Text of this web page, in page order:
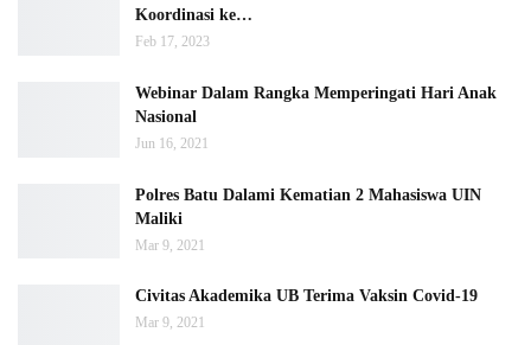
Koordinasi ke…
Feb 17, 2023
Webinar Dalam Rangka Memperingati Hari Anak
Nasional
Jun 16, 2021
Polres Batu Dalami Kematian 2 Mahasiswa UIN
Maliki
Mar 9, 2021
Civitas Akademika UB Terima Vaksin Covid-19
Mar 9, 2021